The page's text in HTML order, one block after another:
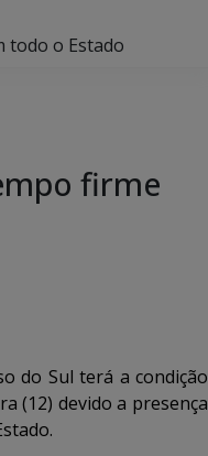
todo o Estado
firme
do Sul terá a condição
(12) devido a presença